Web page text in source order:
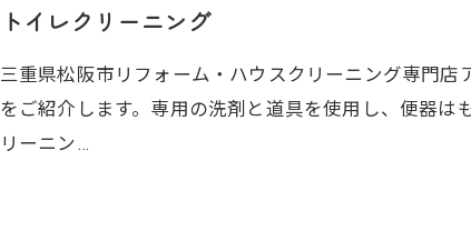
トイレクリーニング
三重県松阪市リフォーム・ハウスクリーニング専門店
をご紹介します。専用の洗剤と道具を使用し、便器は
リーニン…